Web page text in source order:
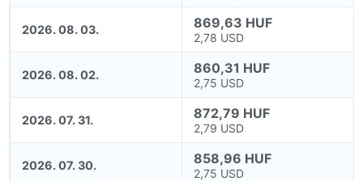
2026. 08. 03. 869,63 HUF
2,78 USD
2026. 08. 02. 860,31 HUF
2,75 USD
2026. 07. 31. 872,79 HUF
2,79 USD
2026. 07. 30. 858,96 HUF
2,75 USD